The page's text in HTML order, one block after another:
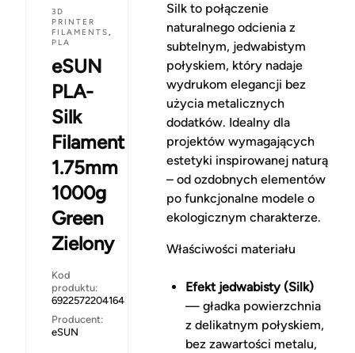
3D
PRINTER
FILAMENTS,
PLA
eSUN
PLA-
Silk
Filament
1.75mm
1000g
Green
Zielony
Kod
produktu:
6922572204164
Producent:
eSUN
Silk to połączenie
naturalnego odcienia z
subtelnym, jedwabistym
połyskiem, który nadaje
wydrukom elegancji bez
użycia metalicznych
dodatków. Idealny dla
projektów wymagających
estetyki inspirowanej naturą
– od ozdobnych elementów
po funkcjonalne modele o
ekologicznym charakterze.
Właściwości materiału
Efekt jedwabisty (Silk)
— gładka powierzchnia
z delikatnym połyskiem,
bez zawartości metalu,